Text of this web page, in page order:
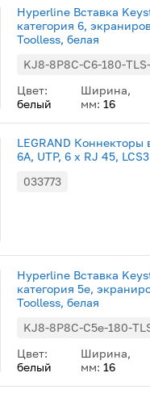
Hyperline Вставка
категория 6,
Toolless, белая
KJ8-8P8C-C6-180-
Цвет:
белый
Ширина,
мм:16
LEGRAND Коннекторы
6A, UTP, 6 x RJ 45, LCS3
033773
Hyperline Вставка
категория 5e,
Toolless, белая
KJ8-8P8C-C5e-180-
Цвет:
белый
Ширина,
мм:16